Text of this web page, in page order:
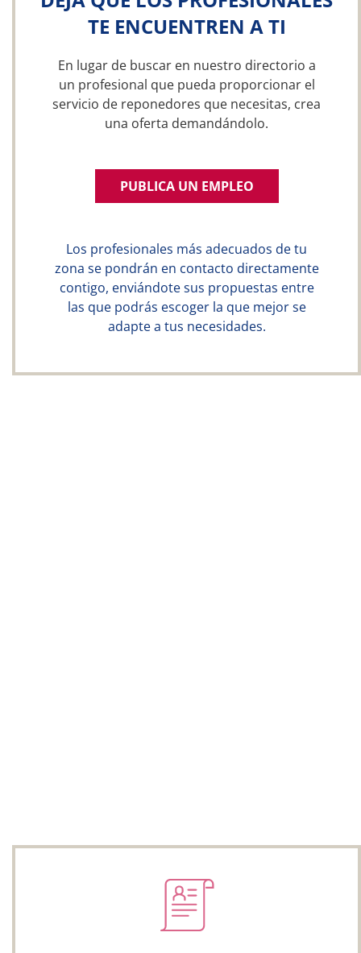
TE ENCUENTREN A TI
En lugar de buscar en nuestro directorio a
un profesional que pueda proporcionar el
servicio de reponedores que necesitas, crea
una oferta demandándolo.
PUBLICA UN EMPLEO
Los profesionales más adecuados de tu
zona se pondrán en contacto directamente
contigo, enviándote sus propuestas entre
las que podrás escoger la que mejor se
adapte a tus necesidades.